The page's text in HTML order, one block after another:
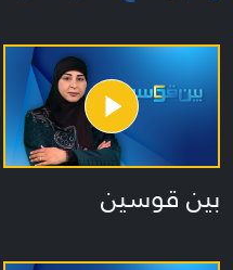
بين قوسين